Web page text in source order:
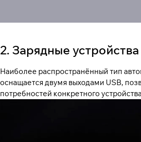
2. Зарядные
Наиболее распространённый тип
оснащается двумя выходами USB,
потребностей конкретного